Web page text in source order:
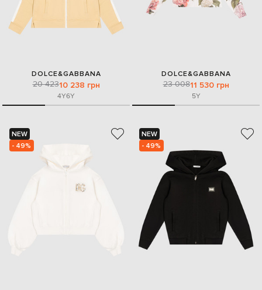
DOLCE&GABBANA
20 42310 238 грн
4Y6Y
DOLCE&GABBANA
23 00811 530 грн
5Y
NEW
- 49%
NEW
- 49%